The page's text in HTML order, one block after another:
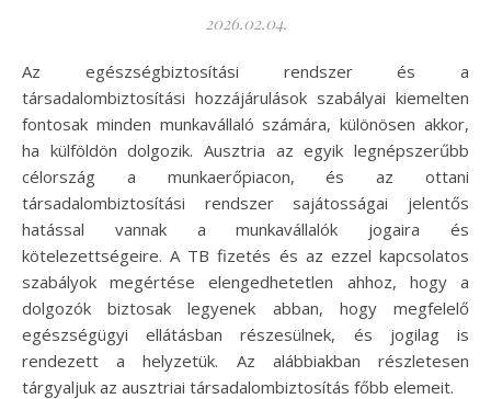
2026.02.04.
Az egészségbiztosítási rendszer és a
társadalombiztosítási hozzájárulások szabályai kiemelten
fontosak minden munkavállaló számára, különösen akkor,
ha külföldön dolgozik. Ausztria az egyik legnépszerűbb
célország a munkaerőpiacon, és az ottani
társadalombiztosítási rendszer sajátosságai jelentős
hatással vannak a munkavállalók jogaira és
kötelezettségeire. A TB fizetés és az ezzel kapcsolatos
szabályok megértése elengedhetetlen ahhoz, hogy a
dolgozók biztosak legyenek abban, hogy megfelelő
egészségügyi ellátásban részesülnek, és jogilag is
rendezett a helyzetük. Az alábbiakban részletesen
tárgyaljuk az ausztriai társadalombiztosítás főbb elemeit.